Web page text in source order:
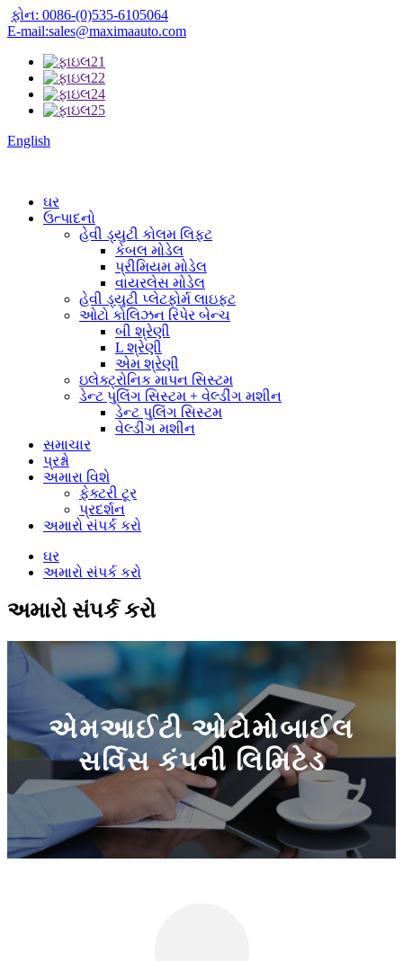
ફોન: 0086-(0)535-6105064
E-mail:sales@maximaauto.com
English
ઘર
ઉત્પાદનો
હેવી ડ્યુટી કોલમ લિફ્ટ
કેબલ મોડેલ
પ્રીમિયમ મોડેલ
વાયરલેસ મોડેલ
હેવી ડ્યુટી પ્લેટફોર્મ લાઇફટ
ઓટો કોલિઝન રિપેર બેન્ચ
બી શ્રેણી
L શ્રેણી
એમ શ્રેણી
ઇલેક્ટ્રોનિક માપન સિસ્ટમ
ડેન્ટ પુલિંગ સિસ્ટમ + વેલ્ડીંગ મશીન
ડેન્ટ પુલિંગ સિસ્ટમ
વેલ્ડીંગ મશીન
સમાચાર
પ્રશ્નો
અમારા વિશે
ફેક્ટરી ટૂર
પ્રદર્શન
અમારો સંપર્ક કરો
ઘર
અમારો સંપર્ક કરો
અમારો સંપર્ક કરો
એમઆઈટી ઓટોમોબાઈલ
સર્વિસ કંપની લિમિટેડ